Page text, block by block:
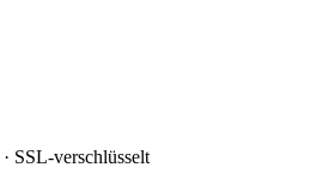
· SSL-verschlüsselt